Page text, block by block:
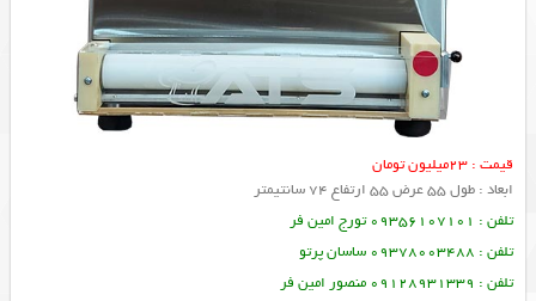
قیمت : 23میلیون تومان
ابعاد : طول 55 عرض 55 ارتفاع 74 سانتیمتر
تلفن : 09356107101 تورج امین فر
تلفن : 09378003488 ساسان پرتو
تلفن : 09128931339 منصور امین فر